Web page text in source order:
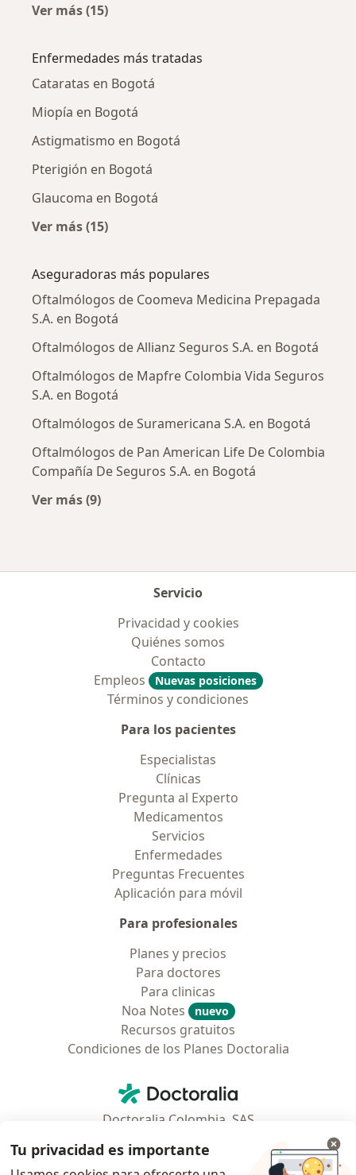
Ver más (15)
Enfermedades más tratadas
Cataratas en Bogotá
Miopía en Bogotá
Astigmatismo en Bogotá
Pterigión en Bogotá
Glaucoma en Bogotá
Ver más (15)
Aseguradoras más populares
Oftalmólogos de Coomeva Medicina Prepagada
S.A. en Bogotá
Oftalmólogos de Allianz Seguros S.A. en Bogotá
Oftalmólogos de Mapfre Colombia Vida Seguros
S.A. en Bogotá
Oftalmólogos de Suramericana S.A. en Bogotá
Oftalmólogos de Pan American Life De Colombia
Compañía De Seguros S.A. en Bogotá
Ver más (9)
Servicio
Privacidad y cookies
Quiénes somos
Contacto
Empleos
Nuevas posiciones
Términos y condiciones
Para los pacientes
Especialistas
Clínicas
Pregunta al Experto
Medicamentos
Servicios
Enfermedades
Preguntas Frecuentes
Aplicación para móvil
Para profesionales
Planes y precios
Para doctores
Para clinicas
Noa Notes
nuevo
Recursos gratuitos
Condiciones de los Planes Doctoralia
Doctoralia - Página de inicio
Doctoralia Colombia, SAS
Municipio: Bogotá D.C., Colombia
Tu privacidad es importante